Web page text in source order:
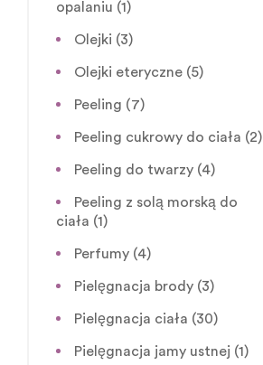
opalaniu (1)
Olejki (3)
Olejki eteryczne (5)
Peeling (7)
Peeling cukrowy do ciała (2)
Peeling do twarzy (4)
Peeling z solą morską do
ciała (1)
Perfumy (4)
Pielęgnacja brody (3)
Pielęgnacja ciała (30)
Pielęgnacja jamy ustnej (1)